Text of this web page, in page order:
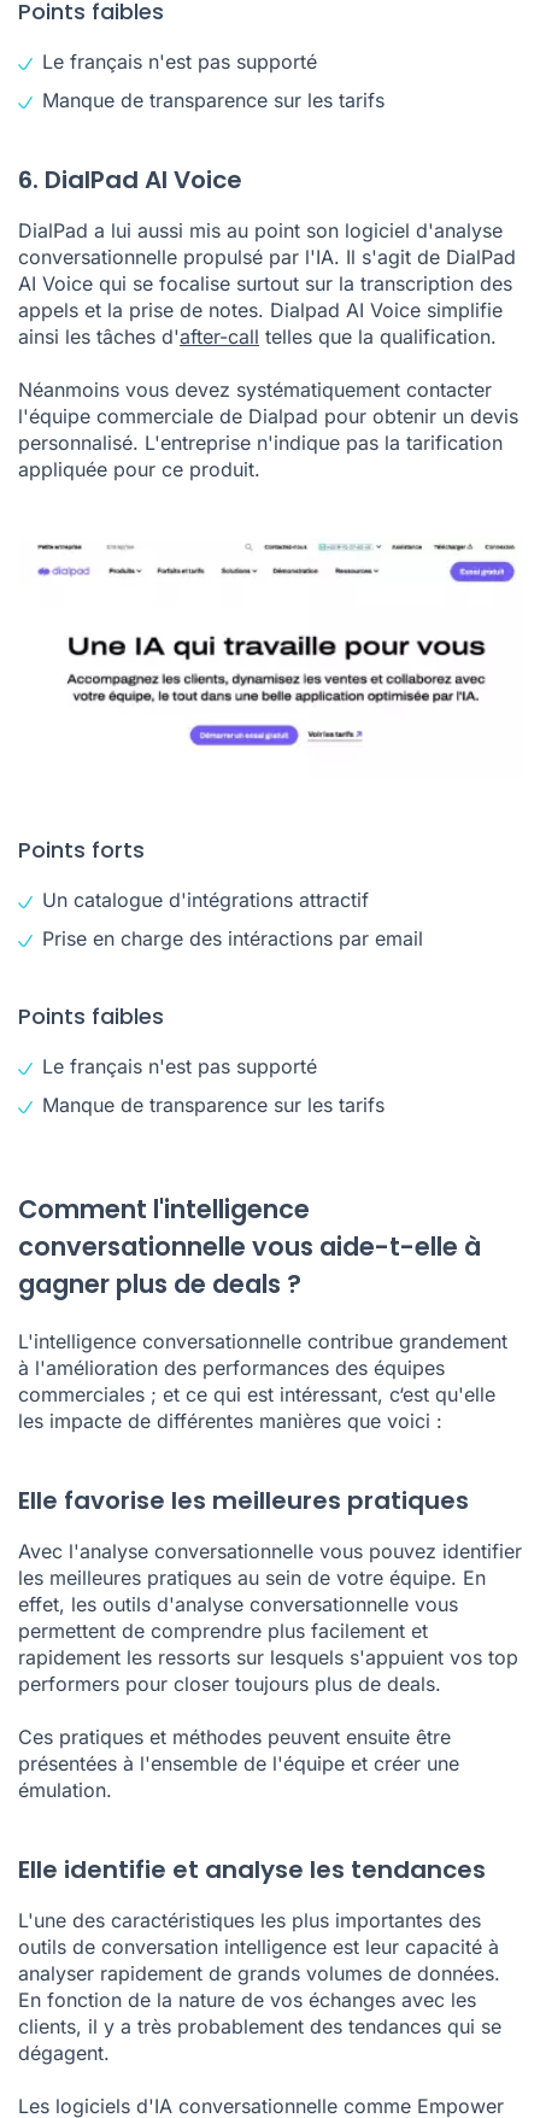
Points faibles
Le français n'est pas supporté
Manque de transparence sur les tarifs
6. DialPad AI Voice
DialPad a lui aussi mis au point son logiciel d'analyse
conversationnelle propulsé par l'IA. Il s'agit de DialPad
AI Voice qui se focalise surtout sur la transcription des
appels et la prise de notes. Dialpad AI Voice simplifie
ainsi les tâches d'after-call telles que la qualification.
Néanmoins vous devez systématiquement contacter
l'équipe commerciale de Dialpad pour obtenir un devis
personnalisé. L'entreprise n'indique pas la tarification
appliquée pour ce produit.
Points forts
Un catalogue d'intégrations attractif
Prise en charge des intéractions par email
Points faibles
Le français n'est pas supporté
Manque de transparence sur les tarifs
Comment l'intelligence
conversationnelle vous aide-t-elle à
gagner plus de deals ?
L'intelligence conversationnelle contribue grandement
à l'amélioration des performances des équipes
commerciales ; et ce qui est intéressant, c‘est qu'elle
les impacte de différentes manières que voici :
Elle favorise les meilleures pratiques
Avec l'analyse conversationnelle vous pouvez identifier
les meilleures pratiques au sein de votre équipe. En
effet, les outils d'analyse conversationnelle vous
permettent de comprendre plus facilement et
rapidement les ressorts sur lesquels s'appuient vos top
performers pour closer toujours plus de deals.
Ces pratiques et méthodes peuvent ensuite être
présentées à l'ensemble de l'équipe et créer une
émulation.
Elle identifie et analyse les tendances
L'une des caractéristiques les plus importantes des
outils de conversation intelligence est leur capacité à
analyser rapidement de grands volumes de données.
En fonction de la nature de vos échanges avec les
clients, il y a très probablement des tendances qui se
dégagent.
Les logiciels d'IA conversationnelle comme Empower